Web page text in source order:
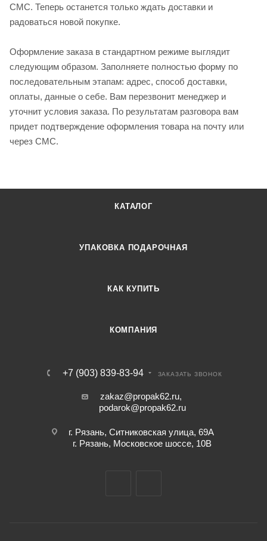
СМС. Теперь останется только ждать доставки и
радоваться новой покупке.
Оформление заказа в стандартном режиме выглядит
следующим образом. Заполняете полностью форму по
последовательным этапам: адрес, способ доставки,
оплаты, данные о себе. Вам перезвонит менеджер и
уточнит условия заказа. По результатам разговора вам
придет подтверждение оформления товара на почту или
через СМС.
КАТАЛОГ
УПАКОВКА ПОДАРОЧНАЯ
КАК КУПИТЬ
КОМПАНИЯ
+7 (903) 839-83-94 ЗАКАЗАТЬ ЗВОНОК
zakaz@propak62.ru,
podarok@propak62.ru
г. Рязань, Ситниковская улица, 69А
г. Рязань, Московское шоссе, 10В